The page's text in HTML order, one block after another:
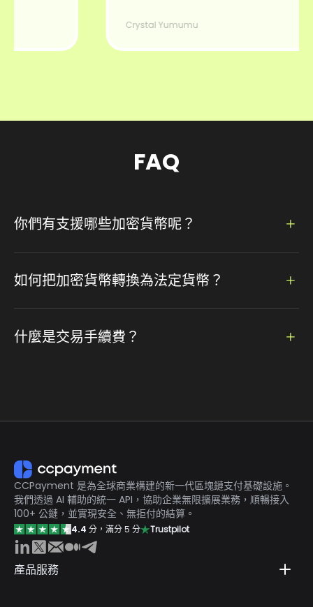
Crystal Yumumu
FAQ
你們有支援哪些加密貨幣呢？
狗幣、萊特幣、Tether⋯⋯
如何把加密貨幣轉換為法定貨幣？
鬆使用
什麼是交易手續費？
CCPayment 是為全球商業構建的新一代區塊鏈支付基礎設施。
我們透過 AI 輔助的統一 API，協助企業無限擴展業務，順暢接入
100+ 公鏈，並實現安全、無拒付的結算。
4.4 分，滿分 5 分 Trustpilot
產品服務